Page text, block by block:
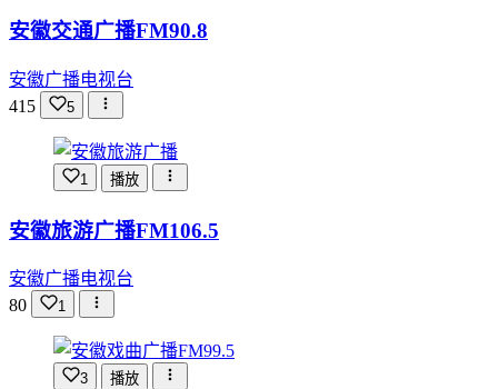
安徽交通广播FM90.8
安徽广播电视台
415
5
1 播放
安徽旅游广播FM106.5
安徽广播电视台
80
1
3 播放